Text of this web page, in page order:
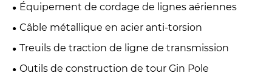
Équipement de cordage de lignes aériennes
Câble métallique en acier anti-torsion
Treuils de traction de ligne de transmission
Outils de construction de tour Gin Pole